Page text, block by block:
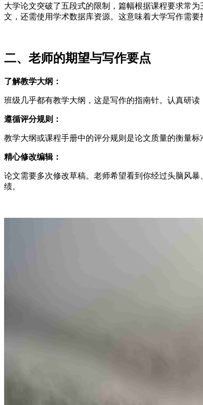
大学论文突破了五段式的限制，篇幅根据课程要求常
文，还需使用学术数据库资源。这意味着大学写作需要
二、老师的期望与写作要点
了解教学大纲：
班级几乎都有教学大纲，这是写作的指南针。认真研
遵循评分规则：
教学大纲或课程手册中的评分规则是论文质量的衡量
精心修改编辑：
论文需要多次修改草稿。老师希望看到你经过头脑风
绩。